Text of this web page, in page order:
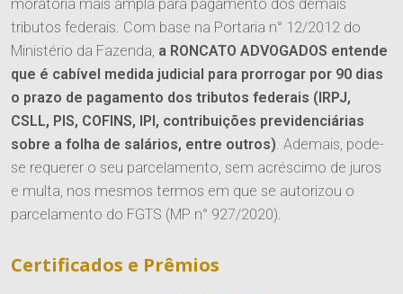
Cível
Trabalhista
Agronegócio
Família e Sucessões
Digital
Publicações
Imprensa
Informativos
Ver Todos
Contato
Entre em Contato
Trabalhe Conosco
moratória mais ampla para pagamento dos demais
tributos federais. Com base na Portaria n° 12/2012 do
Ministério da Fazenda, a RONCATO ADVOGADOS entende
que é cabível medida judicial para prorrogar por 90 dias
o prazo de pagamento dos tributos federais (IRPJ,
CSLL, PIS, COFINS, IPI, contribuições previdenciárias
sobre a folha de salários, entre outros). Ademais, pode-
se requerer o seu parcelamento, sem acréscimo de juros
e multa, nos mesmos termos em que se autorizou o
parcelamento do FGTS (MP n° 927/2020).
Certificados e Prêmios